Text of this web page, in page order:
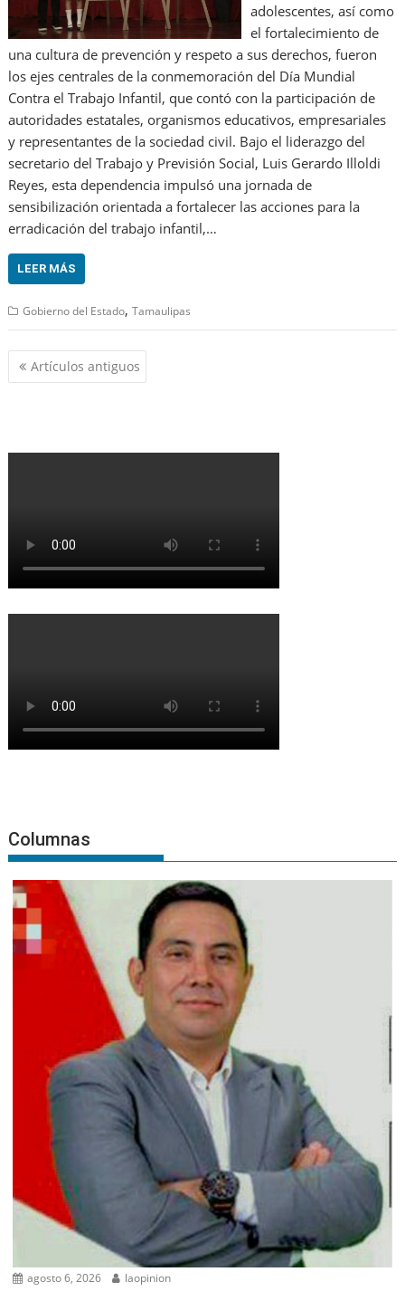
adolescentes, así como
el fortalecimiento de
una cultura de prevención y respeto a sus derechos, fueron
los ejes centrales de la conmemoración del Día Mundial
Contra el Trabajo Infantil, que contó con la participación de
autoridades estatales, organismos educativos, empresariales
y representantes de la sociedad civil. Bajo el liderazgo del
secretario del Trabajo y Previsión Social, Luis Gerardo Illoldi
Reyes, esta dependencia impulsó una jornada de
sensibilización orientada a fortalecer las acciones para la
erradicación del trabajo infantil,…
LEER MÁS
Gobierno del Estado,Tamaulipas
Navegación
de
Artículos antiguos
Columnas
agosto 6, 2026 laopinion